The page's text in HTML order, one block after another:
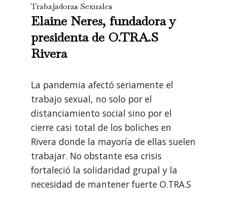
Trabajadoras Sexuales
Elaine Neres, fundadora y
presidenta de O.TRA.S
Rivera
La pandemia afectó seriamente el
trabajo sexual, no solo por el
distanciamiento social sino por el
cierre casi total de los boliches en
Rivera donde la mayoría de ellas suelen
trabajar. No obstante esa crisis
fortaleció la solidaridad grupal y la
necesidad de mantener fuerte O.TRA.S